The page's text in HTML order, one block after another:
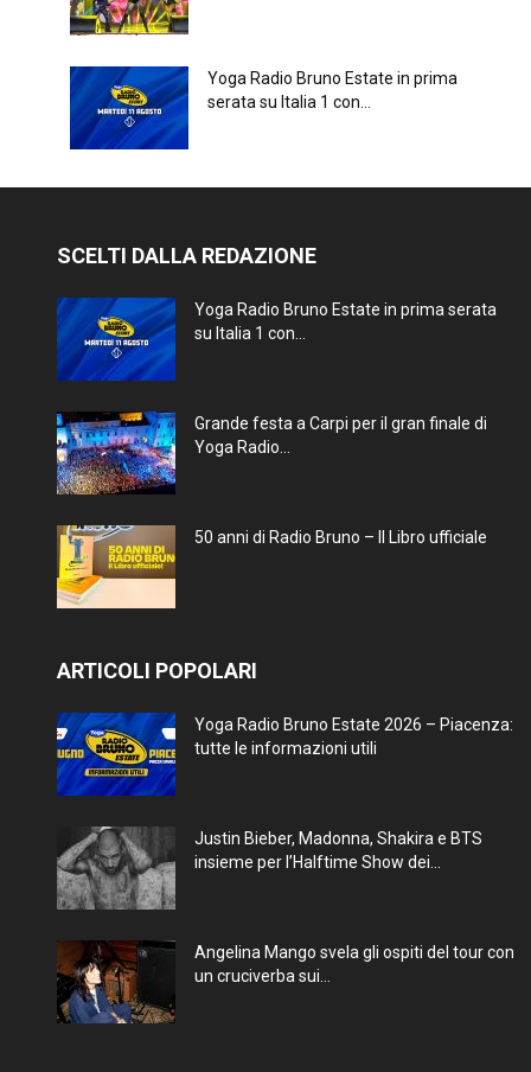
Yoga Radio Bruno Estate in prima
serata su Italia 1 con...
SCELTI DALLA REDAZIONE
Yoga Radio Bruno Estate in prima serata
su Italia 1 con...
Grande festa a Carpi per il gran finale di
Yoga Radio...
50 anni di Radio Bruno – Il Libro ufficiale
ARTICOLI POPOLARI
Yoga Radio Bruno Estate 2026 – Piacenza:
tutte le informazioni utili
Justin Bieber, Madonna, Shakira e BTS
insieme per l’Halftime Show dei...
Angelina Mango svela gli ospiti del tour con
un cruciverba sui...